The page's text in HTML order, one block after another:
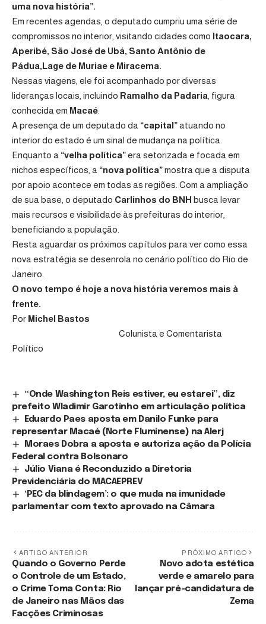
uma nova história”.
Em recentes agendas, o deputado cumpriu uma série de
compromissos no interior, visitando cidades como Itaocara,
Aperibé, São José de Ubá, Santo Antônio de
Pádua,Lage de Muriae e Miracema.
Nessas viagens, ele foi acompanhado por diversas
lideranças locais, incluindo Ramalho da Padaria , figura
conhecida em Macaé
A presença de um deputado da “capital”atuando no
interior do estado é um sinal de mudança na política.
Enquanto a “velha política”era setorizada e focada em
nichos específicos, a “nova política”mostra que a disputa
por apoio acontece em todas as regiões. Com a ampliação
de sua base, o deputado Carlinhos do BNH busca levar
mais recursos e visibilidade às prefeituras do interior,
beneficiando a população.
Resta aguardar os próximos capítulos para ver como essa
nova estratégia se desenrola no cenário político do Rio de
Janeiro.
O novo tempo é hoje a nova história veremos mais à
frente.
Por Michel Bastos
Colunista e Comentarista
Político
“Onde Washington Reis estiver, eu estarei”, diz
prefeito Wladimir Garotinho em articulação política
Eduardo Paes aposta em Danilo Funke para
representar Macaé (Norte Fluminense) na Alerj
Moraes Dobra a aposta e autoriza ação da Polícia
Federal contra Bolsonaro
Júlio Viana é Reconduzido a Diretoria
Previdenciária do MACAEPREV
‘PEC da blindagem’: o que muda na imunidade
parlamentar com texto aprovado na Câmara
ARTIGO ANTERIOR
Quando o Governo Perde
o Controle de um Estado,
o Crime Toma Conta: Rio
de Janeiro nas Mãos das
Facções Criminosas
PRÓXIMO ARTIGO
Novo adota estética
verde e amarelo para
lançar pré-candidatura de
Zema